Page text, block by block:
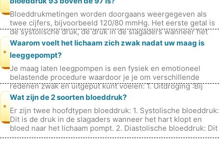
Bloeddrukmetingen worden doorgaans weergegeven als
twee cijfers, bijvoorbeeld 120/80 mmHg. Het eerste getal is
de systolische druk, de druk in de slagaders wanneer het
hart klopt. Het tweede
*
Waarom voelt het lichaam zich zwak nadat uw maag is
leeggepompt?
Je maag laten leegpompen is een fysiek en emotioneel
belastende procedure waardoor je je om verschillende
redenen zwak en uitgeput kunt voelen: 1. Uitdroging :Bij
maagpompen wordt een slang
*
Wat zijn de 2 soorten bloeddruk?
Er zijn twee hoofdtypen bloeddruk: 1. Systolische bloeddruk:
Dit is de druk in de slagaders wanneer het hart klopt en
bloed naar het lichaam pompt. 2. Diastolische bloeddruk: Dit
is de dru